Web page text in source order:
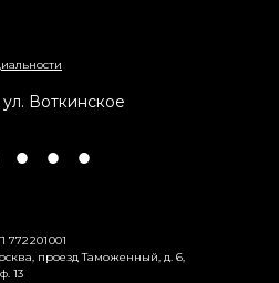
201 001
проезд Таможенный, д. 6,
13
ул. Воткинское
• • •